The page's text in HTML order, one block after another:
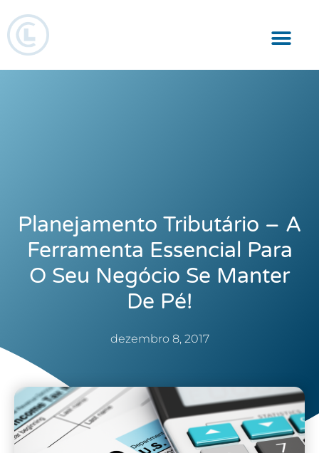
Planejamento Tributário – A
Ferramenta Essencial Para
O Seu Negócio Se Manter
De Pé!
dezembro 8, 2017